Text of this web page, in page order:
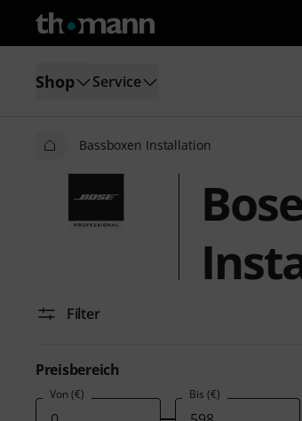
Shop Service
Bassboxen Installation
Filter
Preisbereich
Von (€) Bis (€)